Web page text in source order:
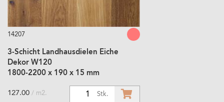
14207
3-Schicht Landhausdielen Eiche
Dekor W120
1800-2200 x 190 x 15 mm
Stk.
127.00 / m2.